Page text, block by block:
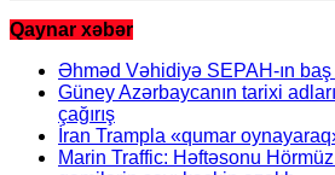
Qaynar xəbər
Əhməd Vəhidiyə SEPAH-ın
Güney Azərbaycanın tarixi
çağırış
İran Trampla «qumar
Marin Traffic: Həftəsonu